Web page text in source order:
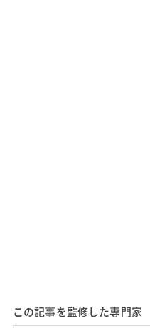
この記事を監修した専門家